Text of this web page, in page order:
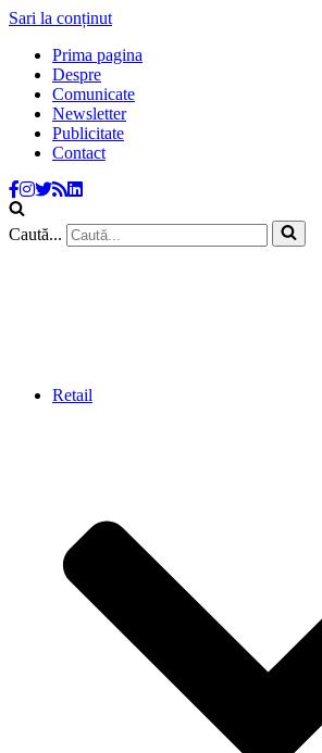
Sari la conținut
Prima pagina
Despre
Comunicate
Newsletter
Publicitate
Contact
Caută...
Retail